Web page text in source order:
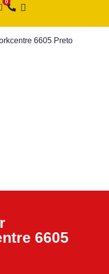
6605 Preto
6605